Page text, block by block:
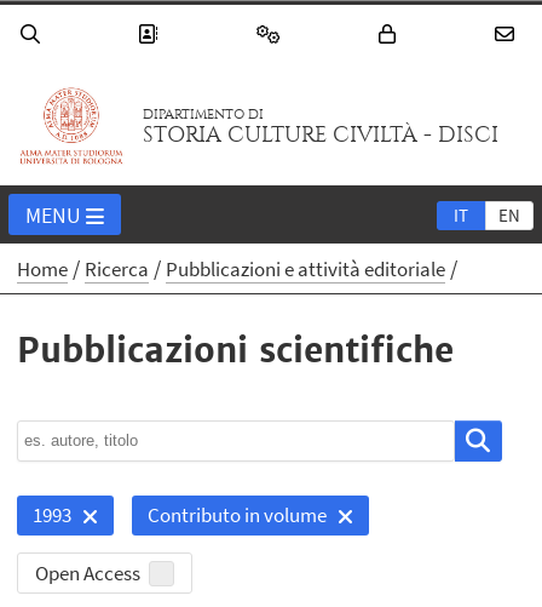
DIPARTIMENTO DI
STORIA CULTURE CIVILTÀ - DISCI
IT EN
MENU
Home Ricerca Pubblicazioni e attività editoriale
Pubblicazioni scientifiche
1993 Contributo in volume
Open Access